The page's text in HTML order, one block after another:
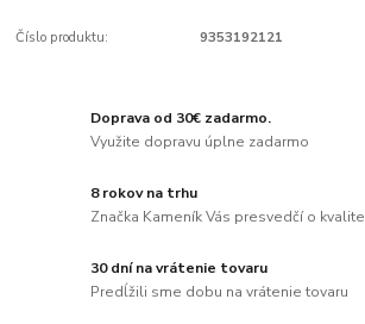
Číslo produktu: 9353192121
Doprava od 30€ zadarmo.
Využite dopravu úplne zadarmo
8 rokov na trhu
Značka Kameník Vás presvedčí o kvalite
30 dní na vrátenie tovaru
Predĺžili sme dobu na vrátenie tovaru